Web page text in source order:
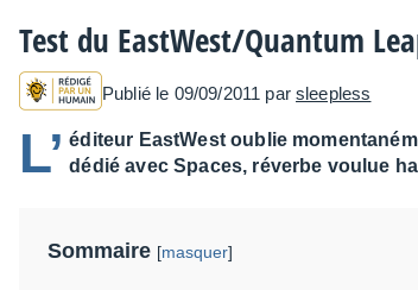
Test du EastWest/Quantum
Publié le 09/09/2011 parsleepless
L’ éditeur EastWest oublie
dédié avec Spaces, réverbe voulue
Sommaire [masquer]